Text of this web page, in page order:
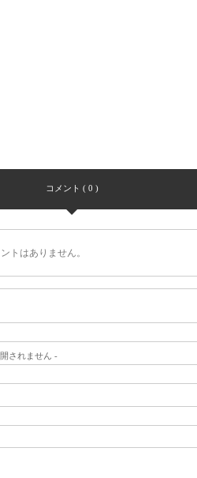
コメント ( 0 )
トはありません。
されません -